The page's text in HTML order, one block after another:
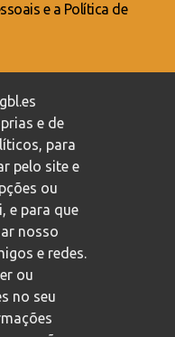
e a Política de
e de
para
pelo site e
ou
e para que
nosso
e redes.
ou
no seu